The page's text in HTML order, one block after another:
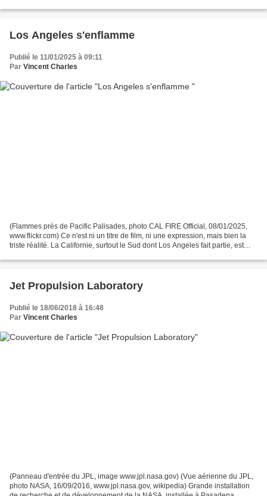
Los Angeles s'enflamme
Publié le 11/01/2025 à 09:11
Par Vincent Charles
(Flammes près de Pacific Palisades, photo CAL FIRE Official, 08/01/2025,
www.flickr.com) Ce n'est ni un titre de film, ni une expression, mais bien la
triste réalité. La Californie, surtout le Sud dont Los Angeles fait partie, est
Jet Propulsion Laboratory
Publié le 18/06/2018 à 16:48
Par Vincent Charles
(Panneau d'entrée du JPL, image www.jpl.nasa.gov) (Vue aérienne du JPL,
photo NASA, 16/09/2016, www.jpl.nasa.gov, wikipedia) Grande installation